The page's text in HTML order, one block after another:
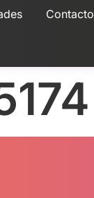
Contacto